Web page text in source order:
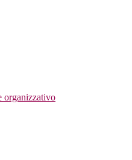
organizzativo